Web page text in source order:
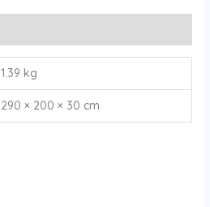
1.39 kg
290 × 200 × 30 cm